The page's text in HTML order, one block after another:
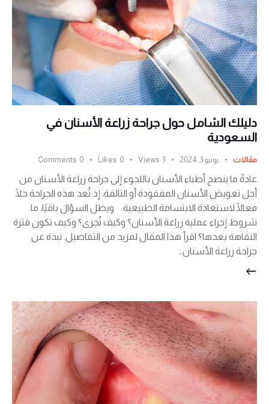
دليلك الشامل حول جراحة زراعة الأسنان في
السعودية
مقالات يونيو 3, 2024 3
Views
0
Likes
0
Comments
عادةً ما ينصح أطباء الأسنان باللجوء إلى جراحة زراعة الأسنان من
أجل تعويض الأسنان المفقودة أو التالفة، إذ تُعد هذه الجراحة حلًا
فعالًا لاستعادة الابتسامة الطبيعية. ويظل السؤال باقيًا، ما
شروط إجراء عملية زراعة الأسنان؟ وكيف تُجرى؟ وكيف تكون فترة
النقاهة بعدها؟ اقرأ هذا المقال لمزيد من التفاصيل. نبذة عن
جراحة زراعة الأسنان…